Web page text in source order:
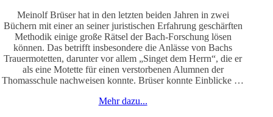
Meinolf Brüser hat in den letzten beiden Jahren in zwei
Büchern mit einer an seiner juristischen Erfahrung geschärften
Methodik einige große Rätsel der Bach-Forschung lösen
können. Das betrifft insbesondere die Anlässe von Bachs
Trauermotetten, darunter vor allem „Singet dem Herrn“, die er
als eine Motette für einen verstorbenen Alumnen der
Thomasschule nachweisen konnte. Brüser konnte Einblicke …
Mehr dazu...